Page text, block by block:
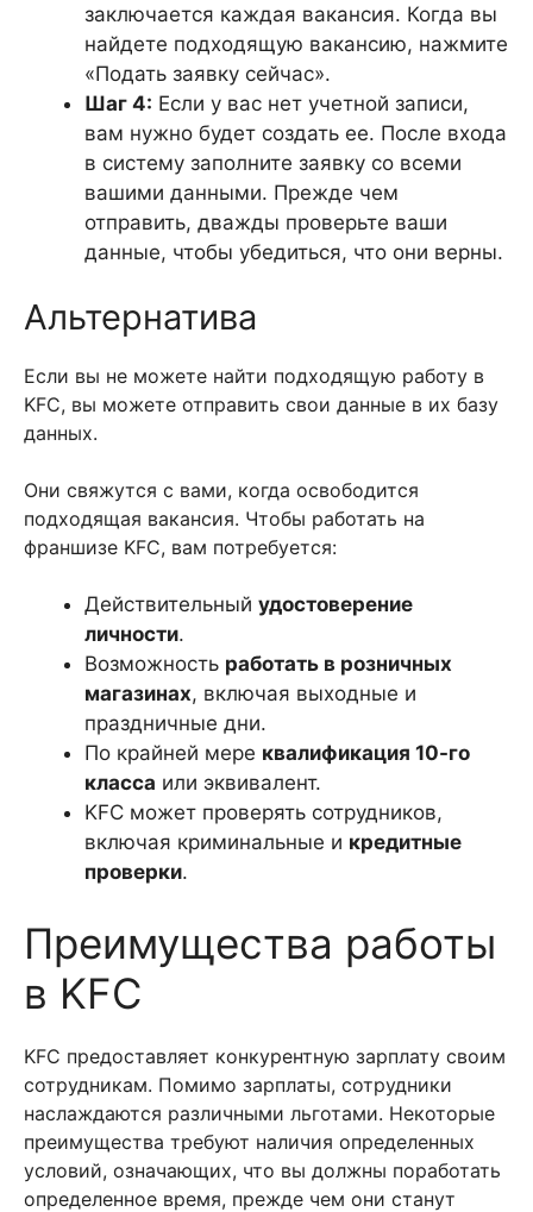
заключается каждая вакансия. Когда вы
найдете подходящую вакансию, нажмите
«Подать заявку сейчас».
Шаг 4: Если у вас нет учетной записи,
вам нужно будет создать ее. После входа
в систему заполните заявку со всеми
вашими данными. Прежде чем
отправить, дважды проверьте ваши
данные, чтобы убедиться, что они верны.
Альтернатива
Если вы не можете найти подходящую работу в
KFC, вы можете отправить свои данные в их базу
данных.
Они свяжутся с вами, когда освободится
подходящая вакансия. Чтобы работать на
франшизе KFC, вам потребуется:
Действительный удостоверение
личности.
Возможность работать в розничных
магазинах, включая выходные и
праздничные дни.
По крайней мере квалификация 10-го
класса или эквивалент.
KFC может проверять сотрудников,
включая криминальные и кредитные
проверки.
Преимущества работы
в KFC
KFC предоставляет конкурентную зарплату своим
сотрудникам. Помимо зарплаты, сотрудники
наслаждаются различными льготами. Некоторые
преимущества требуют наличия определенных
условий, означающих, что вы должны поработать
определенное время, прежде чем они станут